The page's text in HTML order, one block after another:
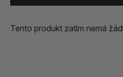
Tento produkt zatím nemá